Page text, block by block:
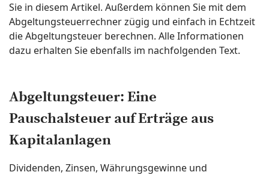
Sie in diesem Artikel. Außerdem können Sie mit dem
Abgeltungsteuerrechner zügig und einfach in Echtzeit
die Abgeltungsteuer berechnen. Alle Informationen
dazu erhalten Sie ebenfalls im nachfolgenden Text.
Abgeltungsteuer: Eine
Pauschalsteuer auf Erträge aus
Kapitalanlagen
Dividenden, Zinsen, Währungsgewinne und